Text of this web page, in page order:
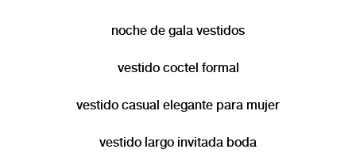
noche de gala vestidos
vestido coctel formal
vestido casual elegante para mujer
vestido largo invitada boda